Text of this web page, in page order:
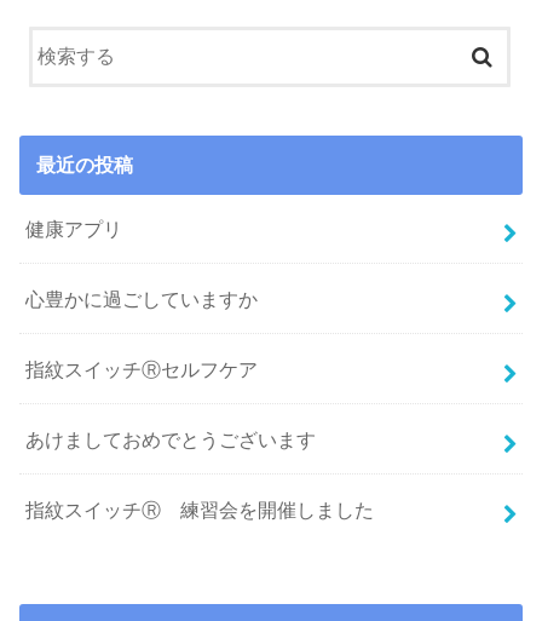
最近の投稿
健康アプリ
心豊かに過ごしていますか
指紋スイッチⓇセルフケア
あけましておめでとうございます
指紋スイッチⓇ 練習会を開催しました